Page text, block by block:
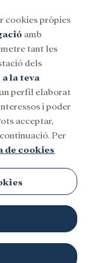
cookies pròpies
amb
tant les
dels
la teva
perfil elaborat
i poder
acceptar,
Per
de cookies